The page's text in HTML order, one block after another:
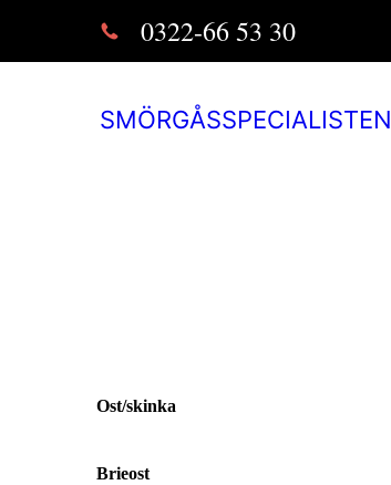
0322-66 53 30
SMÖRGÅSSPECIALISTEN
Ost/skinka
Brieost